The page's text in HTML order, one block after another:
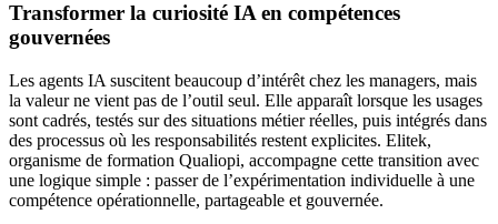
Transformer la curiosité IA en compétences
gouvernées
Les agents IA suscitent beaucoup d’intérêt chez les managers, mais
la valeur ne vient pas de l’outil seul. Elle apparaît lorsque les usages
sont cadrés, testés sur des situations métier réelles, puis intégrés dans
des processus où les responsabilités restent explicites. Elitek,
organisme de formation Qualiopi, accompagne cette transition avec
une logique simple : passer de l’expérimentation individuelle à une
compétence opérationnelle, partageable et gouvernée.